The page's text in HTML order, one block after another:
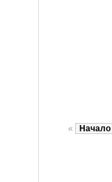
« Начало